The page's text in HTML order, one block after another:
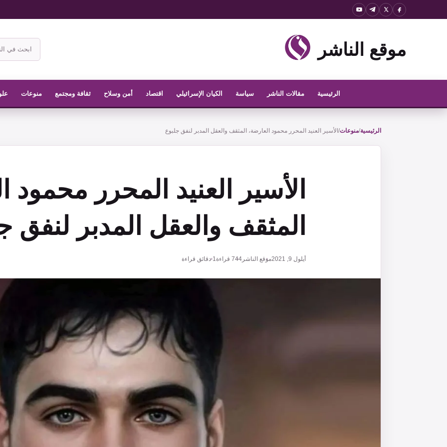
موقع الناشر
ابحث
في
الناشر
الرئيسية مقالات الناشر سياسة الكيان الإسرائيلي اقتصاد أمن وسلاح ثقافة ومجتمع منوعات
الرئيسية/منوعات/ الأسير العنيد المحرر محمود العارضة، المثقف والعقل المدبر لنفق جلبوع
الأسير العنيد المحرر محمود
المثقف والعقل المدبر لنفق
أيلول 9, 2021 موقع الناشر 744 قراءة1 دقائق قراءة